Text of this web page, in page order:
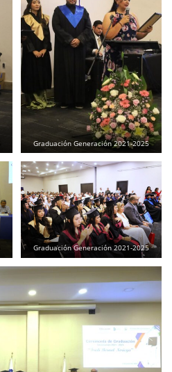
Graduación Generación 2021-2025
Graduación Generación 2021-2025